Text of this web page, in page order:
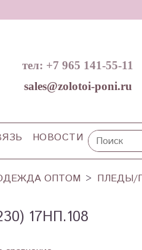
тел: +7 965 141-55-11
sales@zolotoi-poni.ru
НОВОСТИ
ОПТОМ ПЛЕДЫ/
17НП.108